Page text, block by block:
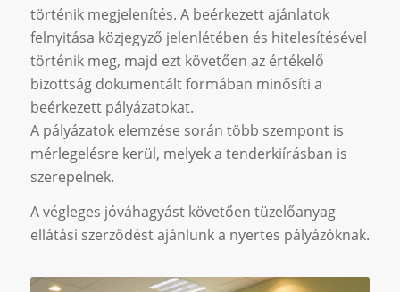
történik megjelenítés. A beérkezett ajánlatok
felnyitása közjegyző jelenlétében és hitelesítésével
történik meg, majd ezt követően az értékelő
bizottság dokumentált formában minősíti a
beérkezett pályázatokat.
A pályázatok elemzése során több szempont is
mérlegelésre kerül, melyek a tenderkiírásban is
szerepelnek.
A végleges jóváhagyást követően tüzelőanyag
ellátási szerződést ajánlunk a nyertes pályázóknak.